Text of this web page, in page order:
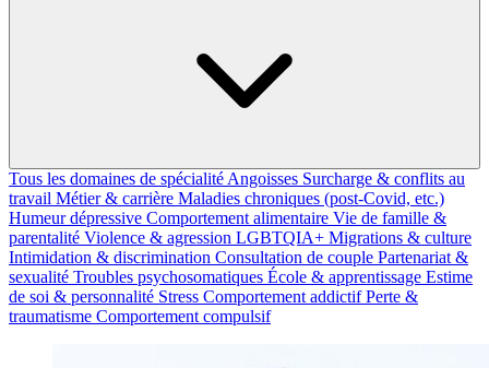
Tous les domaines de spécialité Angoisses Surcharge & conflits au
travail Métier & carrière Maladies chroniques (post-Covid, etc.)
Humeur dépressive Comportement alimentaire Vie de famille &
parentalité Violence & agression LGBTQIA+ Migrations & culture
Intimidation & discrimination Consultation de couple Partenariat &
sexualité Troubles psychosomatiques École & apprentissage Estime
de soi & personnalité Stress Comportement addictifPerte &
traumatisme Comportement compulsif